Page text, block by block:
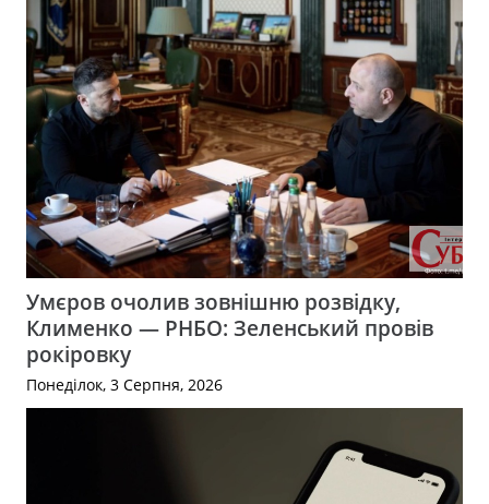
Умєров очолив зовнішню розвідку,
Клименко — РНБО: Зеленський провів
рокіровку
Понеділок, 3 Серпня, 2026